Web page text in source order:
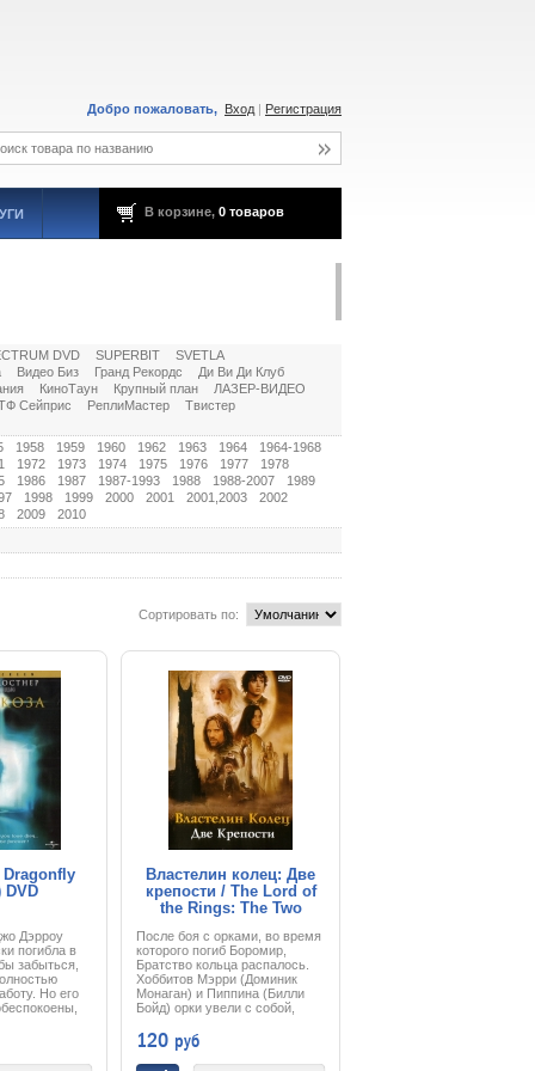
Добро пожаловать, Вход | Регистрация
В корзине, 0 товаров
DVD SUPERBIT
SVETLA
Видео Биз Гранд Рекордс
Ди Ви Ди Клуб
КиноТаун Крупный план
ЛАЗЕР-ВИДЕО
Сейприс РеплиМастер
Твистер
1958 1959 1960 1962 1963 1964
1964-1968
1972 1973 1974 1975 1976 1977
1978
1986 1987 1987-1993 1988 1988-2007
1989
1998 1999 2000 2001 2001,2003
2002
2009
2010
Сортировать по:
Dragonfly
DVD
Дэрроу
погибла в
забыться,
Но его
с ума. Джо
в доме и
Властелин колец: Две
крепости / The Lord of
the Rings: The Two
После боя с орками, во время
которого погиб Боромир,
Братство кольца распалось.
Хоббитов Мэрри (Доминик
Монаган) и Пиппина (Билли
Бойд) орки увели с собой,
напали, и хоббиты,
воспользовавшись
суматохой, сбежали в лес, где
120 руб